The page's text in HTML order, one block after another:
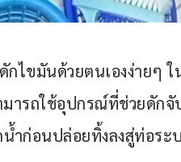
ไขมันด้วยตนเองง่ายๆ
ารถใช้อุปกรณ์ที่ช่วยดัก
ำก่อนปล่อยทิ้งลงสู่ท่อระ